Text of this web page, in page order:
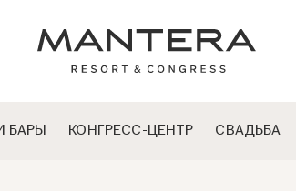
БАРЫ КОНГРЕСС-ЦЕНТР СВАДЬБА